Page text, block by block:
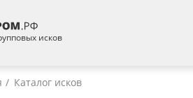
исков
Каталог исков